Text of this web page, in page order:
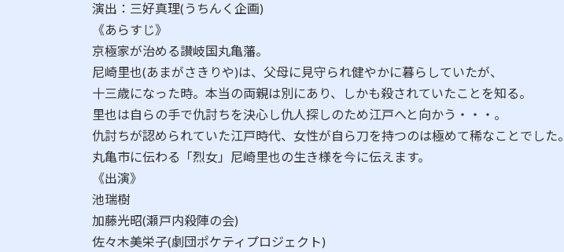
演出：三好真理(うちんく企画)
《あらすじ》
​京極家が治める讃岐国丸亀藩。
​尼崎里也(あまがさきりや)は、父母に見守られ健やかに暮らしていたが、
​十三歳になった時。本当の両親は別にあり、しかも殺されていたことを知る。
​里也は自らの手で仇討ちを決心し仇人探しのため江戸へと向かう・・・。
​仇討ちが認められていた江戸時代、女性が自ら刀を持つのは極めて稀なことでした。
丸亀市に伝わる「烈女」尼崎里也の生き様を今に伝えます。
《出演》
池瑞樹
加藤光昭(瀬戸内殺陣の会)
佐々木美栄子(劇団ポケティプロジェクト)